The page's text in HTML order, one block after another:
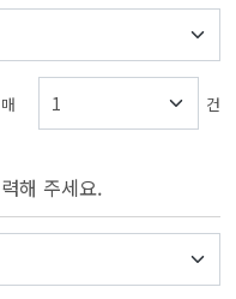
매 건
해 주세요.